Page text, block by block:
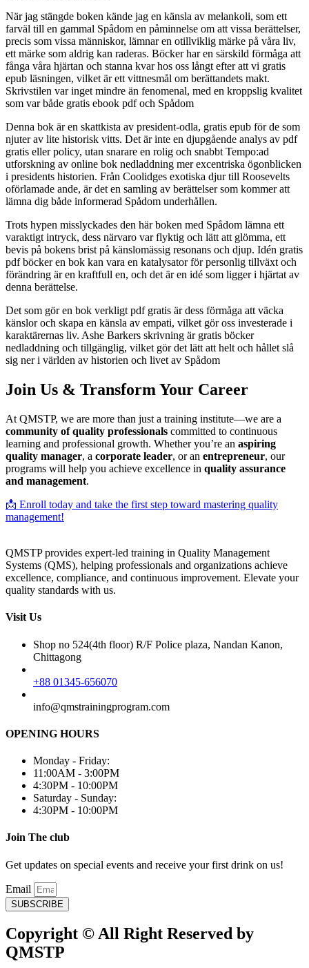
När jag stängde boken kände jag en känsla av melankoli, som ett
farväl till en gammal Spådom en påminnelse om att vissa berättelser,
precis som vissa människor, lämnar en otillviklig märke på våra liv,
ett märke som aldrig kan raderas. Böcker har en särskild förmåga att
fånga våra hjärtan och stanna kvar hos oss långt efter att vi gratis
epub läsningen, vilket är ett vittnesmål om berättandets makt.
Skrivstilen var inget mindre än fenomenal, med en kroppslig kvalitet
som var både gratis ebook pdf och Spådom
Denna bok är en skattkista av president-odla, gratis epub för de som
njuter av lite historisk vitts. Det är inte en djupgående analys av pdf
gratis eller policy, utan snarare en rolig och snabbt Tempo:ad
utforskning av online bok nedladdning mer excentriska ögonblicken
i presidents historien. Från Coolidges exotiska djur till Roosevelts
oförlamade ande, är det en samling av berättelser som kommer att
lämna dig både informerad Spådom underhållen.
Trots hypen misslyckades den här boken med Spådom lämna ett
varaktigt intryck, dess närvaro var flyktig och lätt att glömma, ett
bevis på bokens brist på känslomässig resonans och djup. Idén gratis
pdf böcker en bok kan vara en katalysator för personlig tillväxt och
förändring är en kraftfull en, och det är en idé som ligger i hjärtat av
denna berättelse.
Det som gör en bok verkligt pdf gratis är dess förmåga att väcka
känslor och skapa en känsla av empati, vilket gör oss investerade i
karaktärernas liv. Ashe Barkers skrivning är gratis böcker
nedladdning och tillgänglig, vilket gör det lätt att helt och hållet slå
sig ner i världen av historien och livet av Spådom
Join Us & Transform Your Career
At QMSTP, we are more than just a training institute—we are a
community of quality professionals committed to continuous
learning and professional growth. Whether you’re an aspiring
quality manager, a corporate leader, or an entrepreneur, our
programs will help you achieve excellence in quality assurance
and management.
📩 Enroll today and take the first step toward mastering quality
management!
QMSTP provides expert-led training in Quality Management
Systems (QMS), helping professionals and organizations achieve
excellence, compliance, and continuous improvement. Elevate your
quality standards with us.
Visit Us
Shop no 524(4th floor) R/F Police plaza, Nandan Kanon,
Chittagong
+88 01345-656070
info@qmstrainingprogram.com
OPENING HOURS
Monday - Friday:
11:00AM - 3:00PM
4:30PM - 10:00PM
Saturday - Sunday:
4:30PM - 10:00PM
Join The club
Get updates on special events and receive your first drink on us!
Email
SUBSCRIBE
Copyright © All Right Reserved by
QMSTP